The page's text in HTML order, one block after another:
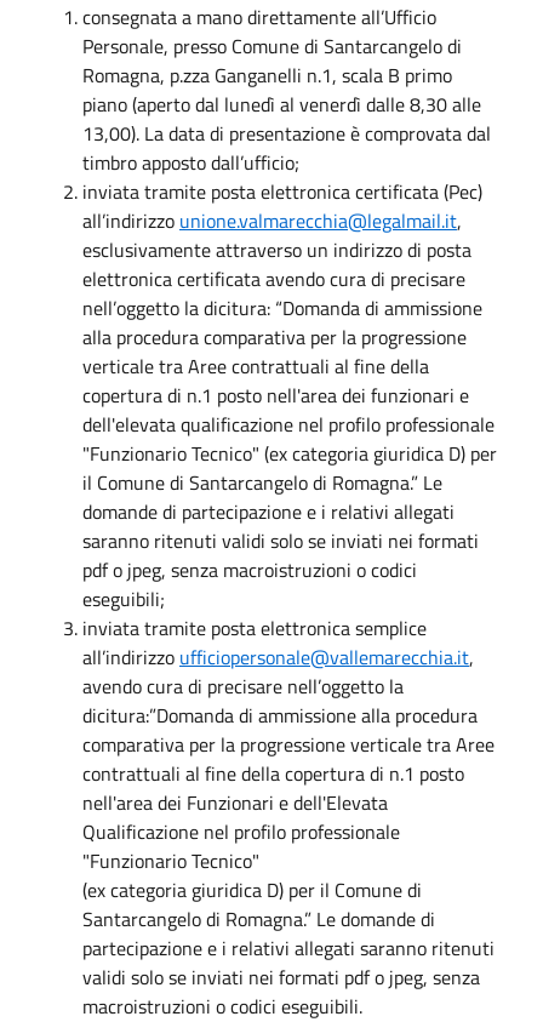
consegnata a mano direttamente all’Ufficio
Personale, presso Comune di Santarcangelo di
Romagna, p.zza Ganganelli n.1, scala B primo
piano (aperto dal lunedì al venerdì dalle 8,30 alle
13,00). La data di presentazione è comprovata dal
timbro apposto dall’ufficio;
inviata tramite posta elettronica certificata (Pec)
all’indirizzo unione.valmarecchia@legalmail.it,
esclusivamente attraverso un indirizzo di posta
elettronica certificata avendo cura di precisare
nell’oggetto la dicitura: “Domanda di ammissione
alla procedura comparativa per la progressione
verticale tra Aree contrattuali al fine della
copertura di n.1 posto nell'area dei funzionari e
dell'elevata qualificazione nel profilo professionale
"Funzionario Tecnico" (ex categoria giuridica D) per
il Comune di Santarcangelo di Romagna.” Le
domande di partecipazione e i relativi allegati
saranno ritenuti validi solo se inviati nei formati
pdf o jpeg, senza macroistruzioni o codici
eseguibili;
inviata tramite posta elettronica semplice
all’indirizzo ufficiopersonale@vallemarecchia.it,
avendo cura di precisare nell’oggetto la
dicitura:”Domanda di ammissione alla procedura
comparativa per la progressione verticale tra Aree
contrattuali al fine della copertura di n.1 posto
nell'area dei Funzionari e dell'Elevata
Qualificazione nel profilo professionale
"Funzionario Tecnico"
(ex categoria giuridica D) per il Comune di
Santarcangelo di Romagna.” Le domande di
partecipazione e i relativi allegati saranno ritenuti
validi solo se inviati nei formati pdf o jpeg, senza
macroistruzioni o codici eseguibili.